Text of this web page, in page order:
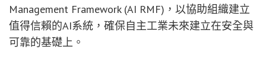
Management Framework (AI RMF)，以協助組織建立
值得信賴的AI系統，確保自主工業未來建立在安全與
可靠的基礎上。